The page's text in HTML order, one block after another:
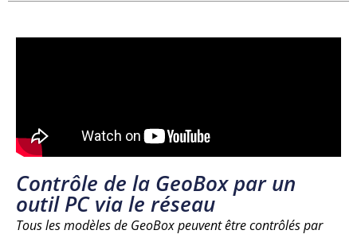
Contrôle de la GeoBox par un
outil PC via le réseau
Tous les modèles de GeoBox peuvent être contrôlés par